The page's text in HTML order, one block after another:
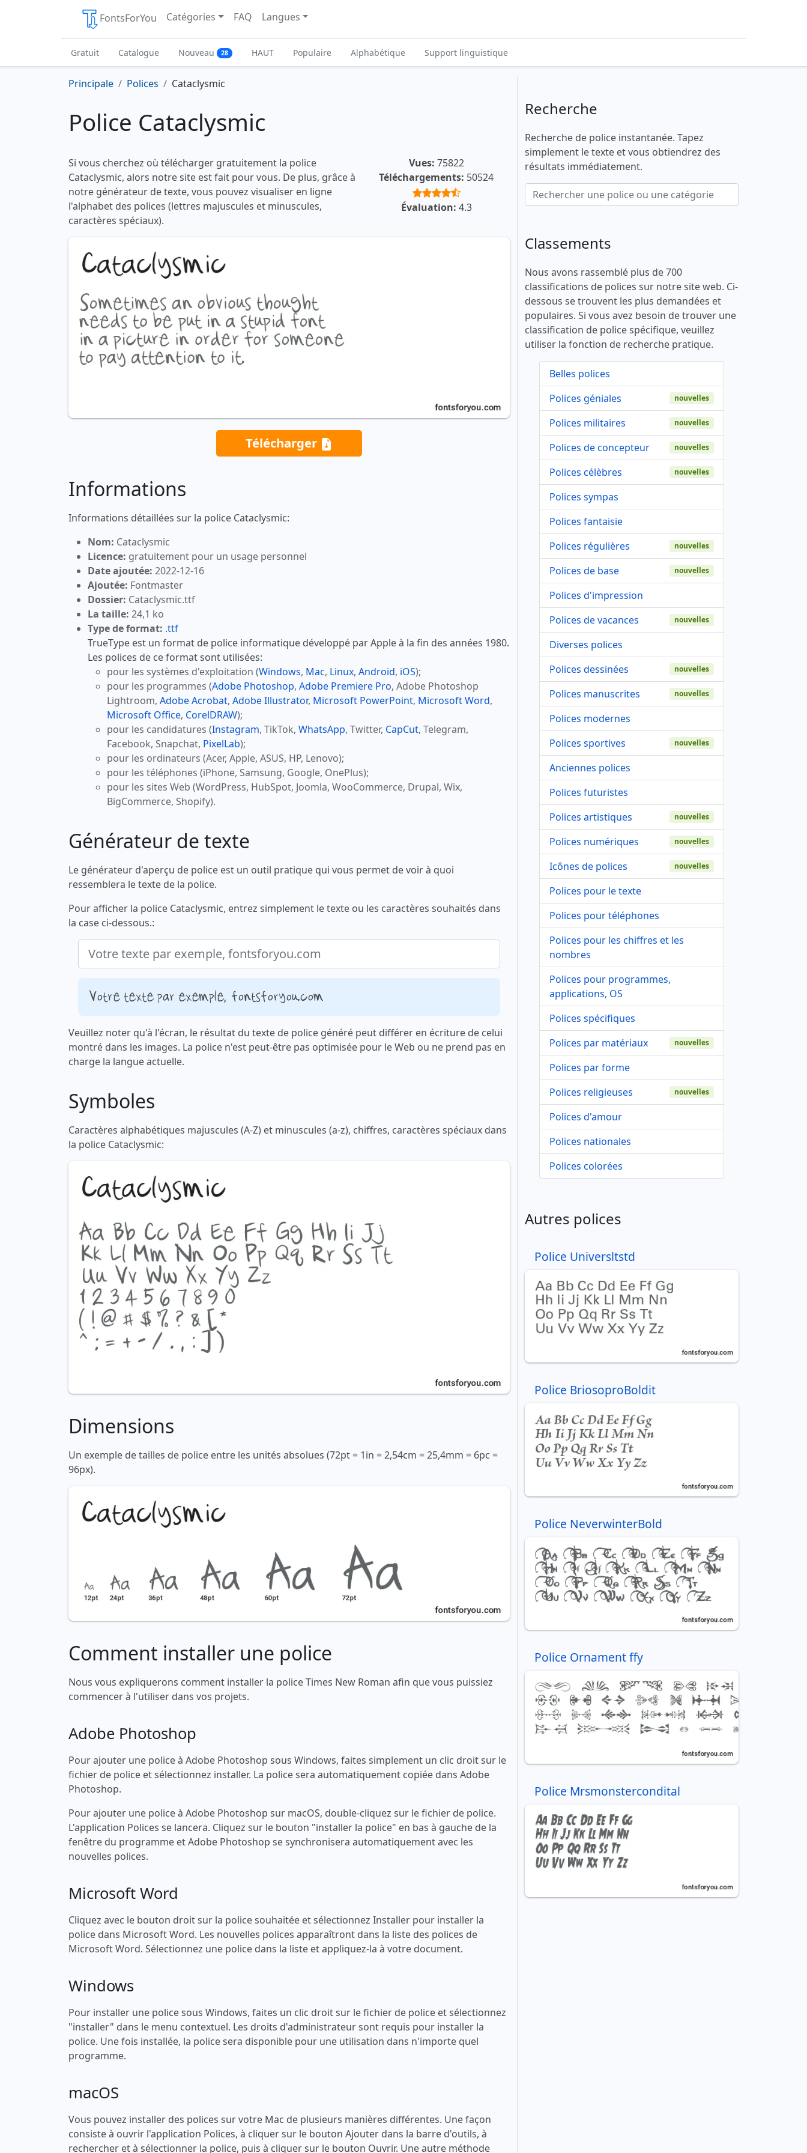
FontsForYou Catégories FAQ Langues
Gratuit Catalogue Nouveau 28 HAUT Populaire Alphabétique Support linguistique
Principale Polices Cataclysmic
Police Cataclysmic
Si vous cherchez où télécharger gratuitement la police
Cataclysmic, alors notre site est fait pour vous. De plus, grâce à
notre générateur de texte, vous pouvez visualiser en ligne
l'alphabet des polices (lettres majuscules et minuscules,
caractères spéciaux).
Vues: 75822
Téléchargements: 50524
Évaluation: 4.3
Télécharger
Informations
Informations détaillées sur la police Cataclysmic:
Nom: Cataclysmic
Licence: gratuitement pour un usage personnel
Date ajoutée: 2022-12-16
Ajoutée: Fontmaster
Dossier: Cataclysmic.ttf
La taille: 24,1 ko
Type de format: .ttf
TrueType est un format de police informatique développé par Apple à la fin des années 1980.
Les polices de ce format sont utilisées:
pour les systèmes d'exploitation (Windows, Mac, Linux, Android, iOS);
pour les programmes (Adobe Photoshop, Adobe Premiere Pro, Adobe Photoshop
Lightroom, Adobe Acrobat, Adobe Illustrator, Microsoft PowerPoint, Microsoft Word,
Microsoft Office, CorelDRAW);
pour les candidatures (Instagram, TikTok, WhatsApp, Twitter, CapCut, Telegram,
Facebook, Snapchat, PixelLab);
pour les ordinateurs (Acer, Apple, ASUS, HP, Lenovo);
pour les téléphones (iPhone, Samsung, Google, OnePlus);
pour les sites Web (WordPress, HubSpot, Joomla, WooCommerce, Drupal, Wix,
BigCommerce, Shopify).
Générateur de texte
Le générateur d'aperçu de police est un outil pratique qui vous permet de voir à quoi
ressemblera le texte de la police.
Pour afficher la police Cataclysmic, entrez simplement le texte ou les caractères souhaités dans
la case ci-dessous.:
Votre texte par exemple, fontsforyou.com
Veuillez noter qu'à l'écran, le résultat du texte de police généré peut différer en écriture de celui
montré dans les images. La police n'est peut-être pas optimisée pour le Web ou ne prend pas en
charge la langue actuelle.
Symboles
Caractères alphabétiques majuscules (A-Z) et minuscules (a-z), chiffres, caractères spéciaux dans
la police Cataclysmic:
Dimensions
Un exemple de tailles de police entre les unités absolues (72pt = 1in = 2,54cm = 25,4mm = 6pc =
96px).
Comment installer une police
Nous vous expliquerons comment installer la police Times New Roman afin que vous puissiez
commencer à l'utiliser dans vos projets.
Adobe Photoshop
Pour ajouter une police à Adobe Photoshop sous Windows, faites simplement un clic droit sur le
fichier de police et sélectionnez installer. La police sera automatiquement copiée dans Adobe
Photoshop.
Pour ajouter une police à Adobe Photoshop sur macOS, double-cliquez sur le fichier de police.
L'application Polices se lancera. Cliquez sur le bouton "installer la police" en bas à gauche de la
fenêtre du programme et Adobe Photoshop se synchronisera automatiquement avec les
nouvelles polices.
Microsoft Word
Cliquez avec le bouton droit sur la police souhaitée et sélectionnez Installer pour installer la
police dans Microsoft Word. Les nouvelles polices apparaîtront dans la liste des polices de
Microsoft Word. Sélectionnez une police dans la liste et appliquez-la à votre document.
Windows
Pour installer une police sous Windows, faites un clic droit sur le fichier de police et sélectionnez
"installer" dans le menu contextuel. Les droits d'administrateur sont requis pour installer la
police. Une fois installée, la police sera disponible pour une utilisation dans n'importe quel
programme.
macOS
Vous pouvez installer des polices sur votre Mac de plusieurs manières différentes. Une façon
consiste à ouvrir l'application Polices, à cliquer sur le bouton Ajouter dans la barre d'outils, à
rechercher et à sélectionner la police, puis à cliquer sur le bouton Ouvrir. Une autre méthode
Recherche
Recherche de police instantanée. Tapez
simplement le texte et vous obtiendrez des
résultats immédiatement.
Classements
Nous avons rassemblé plus de 700
classifications de polices sur notre site web. Ci-
dessous se trouvent les plus demandées et
populaires. Si vous avez besoin de trouver une
classification de police spécifique, veuillez
utiliser la fonction de recherche pratique.
Belles polices
Polices géniales
nouvelles
Polices militaires nouvelles
Polices de concepteur nouvelles
Polices célèbres nouvelles
Polices sympas
Polices fantaisie
Polices régulières
nouvelles
Polices de base nouvelles
Polices d'impression
Polices de vacances
nouvelles
Diverses polices
Polices dessinées
nouvelles
Polices manuscrites nouvelles
Polices modernes
Polices sportives
nouvelles
Anciennes polices
Polices futuristes
Polices artistiques
nouvelles
Polices numériques nouvelles
Icônes de polices nouvelles
Polices pour le texte
Polices pour téléphones
Polices pour les chiffres et les
nombres
Polices pour programmes,
applications, OS
Polices spécifiques
Polices par matériaux
nouvelles
Polices par forme
Polices religieuses
nouvelles
Polices d'amour
Polices nationales
Polices colorées
Autres polices
Police Universltstd
Police BriosoproBoldit
Police NeverwinterBold
Police Ornament ffy
Police Mrsmonstercondital